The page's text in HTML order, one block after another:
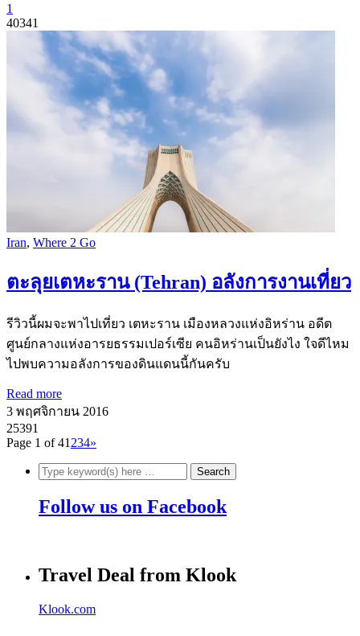
1
40341
Iran, Where 2 Go
ตะลุยเตหะราน (Tehran) อลังการงานเที่ยว
รีวิวนี้ผมจะพาไปเที่ยว เตหะราน เมืองหลวงแห่งอิหร่าน อดีต
ศูนย์กลางแห่งอารยธรรมเปอร์เซีย คนอิหร่านเป็นยังไง ใจดีไหม
ไปพบความอลังการของดินแดนนี้กันครับ
Read more
3 พฤศจิกายน 2016
25391
Page 1 of 41 234»
Follow us on Facebook
Travel Deal from Klook
Klook.com